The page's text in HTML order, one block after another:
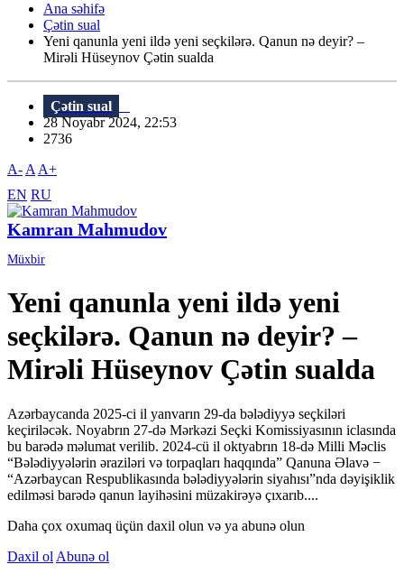
Ana səhifə
Çətin sual
Yeni qanunla yeni ildə yeni seçkilərə. Qanun nə deyir? –
Mirəli Hüseynov Çətin sualda
Çətin sual
28 Noyabr 2024, 22:53
2736
A- A A+
EN RU
Kamran Mahmudov
Müxbir
Yeni qanunla yeni ildə yeni
seçkilərə. Qanun nə deyir? –
Mirəli Hüseynov Çətin sualda
Azərbaycanda 2025-ci il yanvarın 29-da bələdiyyə seçkiləri
keçiriləcək. Noyabrın 27-də Mərkəzi Seçki Komissiyasının iclasında
bu barədə məlumat verilib. 2024-cü il oktyabrın 18-də Milli Məclis
“Bələdiyyələrin əraziləri və torpaqları haqqında” Qanuna Əlavə −
“Azərbaycan Respublikasında bələdiyyələrin siyahısı”nda dəyişiklik
edilməsi barədə qanun layihəsini müzakirəyə çıxarıb....
Daha çox oxumaq üçün daxil olun və ya abunə olun
Daxil ol Abunə ol